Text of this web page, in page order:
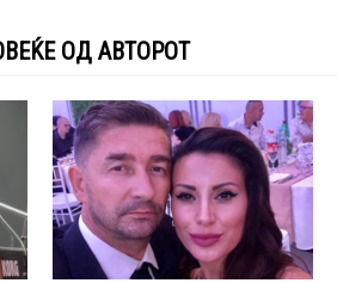
ОД АВТОРОТ